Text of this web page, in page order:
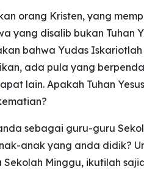
orang Kristen, yang
yang disalib bukan Tuhan
bahwa Yudas
ada pula yang
lain. Apakah Tuhan
sebagai guru-guru
anak yang anda didik?
Minggu, ikutilah